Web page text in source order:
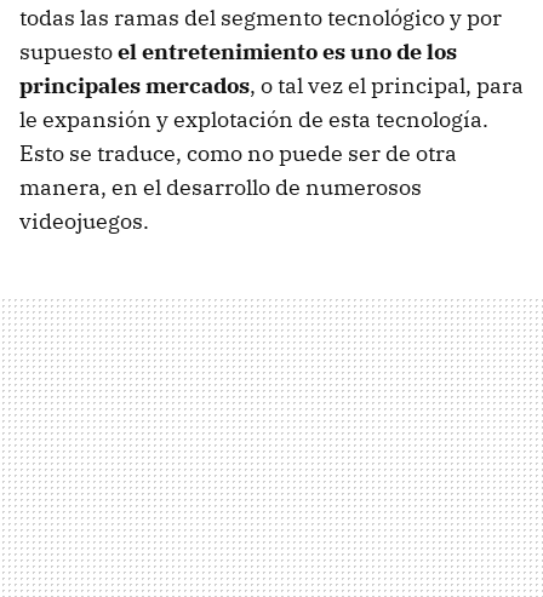
todas las ramas del segmento tecnológico y por
supuestoel entretenimiento es uno de los
principales mercados, o tal vez el principal, para
le expansión y explotación de esta tecnología.
Esto se traduce, como no puede ser de otra
manera, en el desarrollo de numerosos
videojuegos.